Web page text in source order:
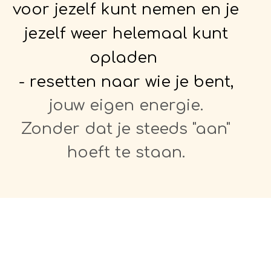
voor jezelf kunt nemen en je
jezelf weer helemaal kunt
opladen
- resetten naar wie je bent,
jouw eigen energie.
Zonder dat je steeds "aan"
hoeft te staan.